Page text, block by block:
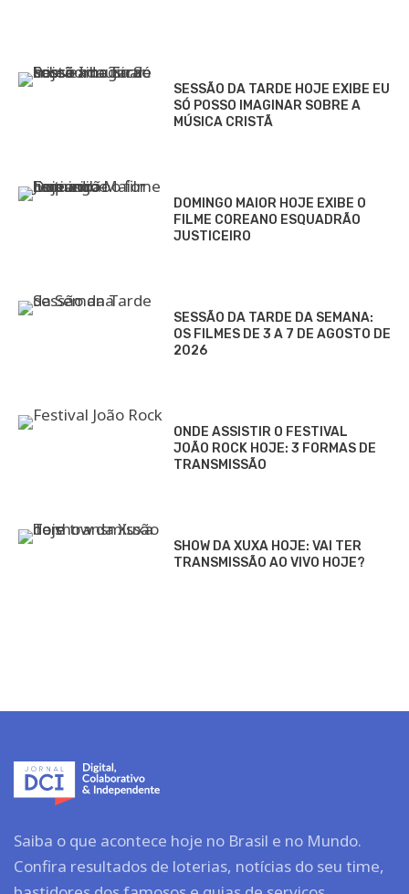
SESSÃO DA TARDE HOJE EXIBE EU
SÓ POSSO IMAGINAR SOBRE A
MÚSICA CRISTÃ
DOMINGO MAIOR HOJE EXIBE O
FILME COREANO ESQUADRÃO
JUSTICEIRO
SESSÃO DA TARDE DA SEMANA:
OS FILMES DE 3 A 7 DE AGOSTO DE
2026
ONDE ASSISTIR O FESTIVAL
JOÃO ROCK HOJE: 3 FORMAS DE
TRANSMISSÃO
SHOW DA XUXA HOJE: VAI TER
TRANSMISSÃO AO VIVO HOJE?
Saiba o que acontece hoje no Brasil e no Mundo.
Confira resultados de loterias, notícias do seu time,